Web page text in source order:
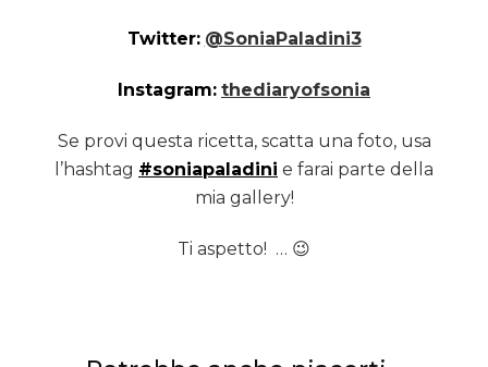
Twitter: @SoniaPaladini3
Instagram: thediaryofsonia
Se provi questa ricetta, scatta una foto, usa
l’hashtag #soniapaladini e farai parte della
mia gallery!
Ti aspetto! … 😉